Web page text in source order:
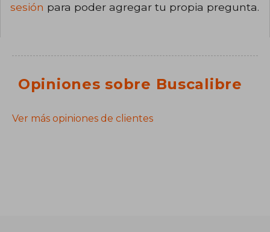
sesión para poder agregar tu propia pregunta.
Opiniones sobre Buscalibre
Ver más opiniones de clientes